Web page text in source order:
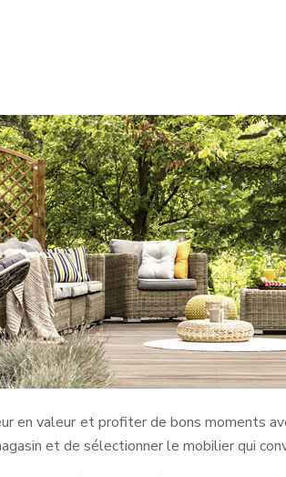
en valeur et profiter de bons moments
et de sélectionner le mobilier qui